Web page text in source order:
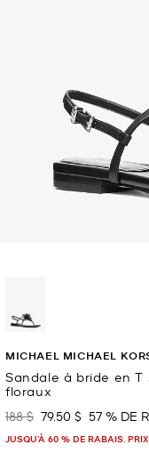
MICHAEL MICHAEL
Sandale à bride en
floraux
était
188 $ maintenant
79.50 $ 57 % DE
JUSQU’À 60 % DE RABAIS.